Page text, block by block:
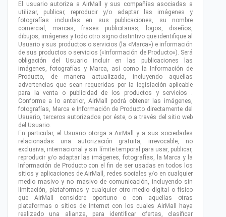
El usuario autoriza a AirMall y sus compañías asociadas a
utilizar, publicar, reproducir y/o adaptar las imágenes y
fotografías incluidas en sus publicaciones, su nombre
comercial, marcas, frases publicitarias, logos, diseños,
dibujos, imágenes y todo otro signo distintivo que identifique al
Usuario y sus productos o servicios (la «Marca») e información
de sus productos o servicios («Información de Producto»). Será
obligación del Usuario incluir en las publicaciones las
imágenes, fotografías y Marca, así como la Información de
Producto, de manera actualizada, incluyendo aquellas
advertencias que sean requeridas por la legislación aplicable
para la venta o publicidad de los productos y servicios .
Conforme a lo anterior, AirMall podrá obtener las imágenes,
fotografías, Marca e Información de Producto directamente del
Usuario, terceros autorizados por éste, o a través del sitio web
del Usuario.
En particular, el Usuario otorga a AirMall y a sus sociedades
relacionadas una autorización gratuita, irrevocable, no
exclusiva, internacional y sin límite temporal para usar, publicar,
reproducir y/o adaptar las imágenes, fotografías, la Marca y la
Información de Producto con el fin de ser usadas en todos los
sitios y aplicaciones de AirMall, redes sociales y/o en cualquier
medio masivo y no masivo de comunicación, incluyendo sin
limitación, plataformas y cualquier otro medio digital o físico
que AirMall considere oportuno o con aquellas otras
plataformas o sitios de Internet con los cuales AirMall haya
realizado una alianza, para identificar ofertas, clasificar